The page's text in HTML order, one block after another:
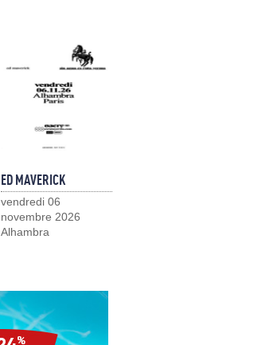
ED MAVERICK
vendredi 06
novembre 2026
Alhambra